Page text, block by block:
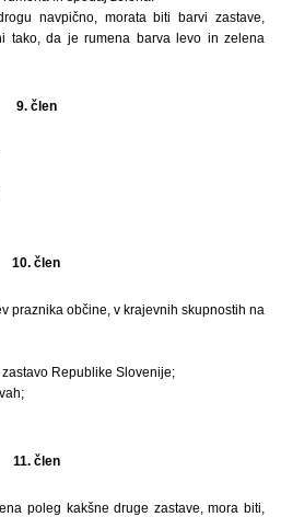
navpično, morata biti barvi zastave,
tako, da je rumena barva levo in zelena
9. člen
10. člen
praznika občine, v krajevnih skupnostih na
Republike Slovenije;
11. člen
poleg kakšne druge zastave, mora biti,